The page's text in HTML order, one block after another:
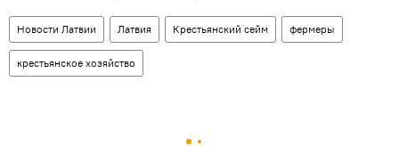
Новости Латвии Латвия Крестьянский сейм фермеры
крестьянское хозяйство